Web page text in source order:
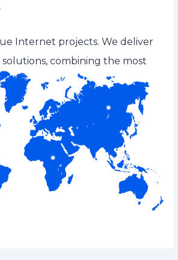
Internet projects. We deliver
combining the most